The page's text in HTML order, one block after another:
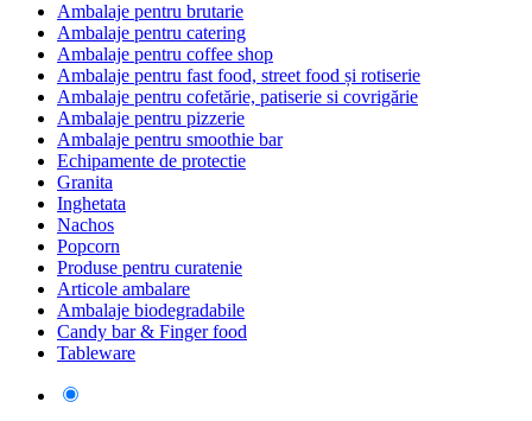
Ambalaje pentru brutarie
Ambalaje pentru catering
Ambalaje pentru coffee shop
Ambalaje pentru fast food, street food și rotiserie
Ambalaje pentru cofetărie, patiserie si covrigărie
Ambalaje pentru pizzerie
Ambalaje pentru smoothie bar
Echipamente de protectie
Granita
Inghetata
Nachos
Popcorn
Produse pentru curatenie
Articole ambalare
Ambalaje biodegradabile
Candy bar & Finger food
Tableware